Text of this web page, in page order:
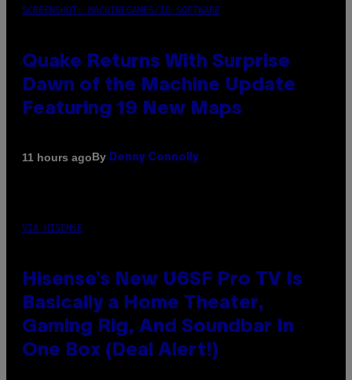
SCREENSHOT: MACHINEGAMES/ID SOFTWARE
Quake Returns With Surprise
Dawn of the Machine Update
Featuring 19 New Maps
11 hours agoBy Denny Connolly
VIA HISENSE
Hisense’s New U6SF Pro TV Is
Basically a Home Theater,
Gaming Rig, And Soundbar In
One Box (Deal Alert!)